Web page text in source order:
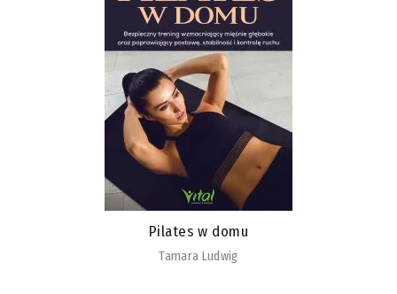
Pilates w domu
Tamara Ludwig